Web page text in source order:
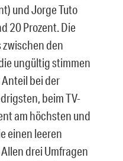
und Jorge Tuto
20 Prozent. Die
den
ungültig stimmen
bei der
beim TV-
am höchsten und
einen leeren
drei Umfragen